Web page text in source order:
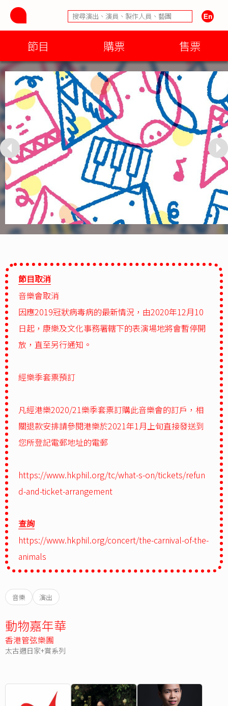
節目 購票 售票
節目取消
音樂會取消
因應2019冠狀病毒病的最新情況，由2020年12月10
日起，康樂及文化事務署轄下的表演場地將會暫停開
放，直至另行通知。
經樂季套票預訂
凡經港樂2020/21樂季套票訂購此音樂會的訂戶，相
關退款安排請參閱港樂於2021年1月上旬直接發送到
您所登記電郵地址的電郵
https://www.hkphil.org/tc/what-s-on/tickets/refun
d-and-ticket-arrangement
查詢
https://www.hkphil.org/concert/the-carnival-of-the-
animals
音樂 演出
動物嘉年華
香港管弦樂團
太古週日家+賞系列